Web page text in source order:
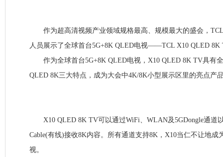
作为超高清视频产业领域规格最高、规模最大的盛会，
人员展示了全球首台5G+8K QLED电视——TCL X10 QLED 8K
作为全球首台5G+8K QLED电视，X10 QLED 8K TV具有
QLED 8K三大特点，成为大会中4K/8K小型展示区里的亮点产
X10 QLED 8K TV可以通过WiFi、WLAN及5GDongle通道
Cable(有线)接收8K内容。所有通道支持8K，X10当仁不让地成
视。